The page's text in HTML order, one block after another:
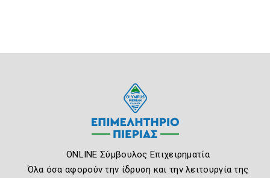
ONLINE Σύμβουλος Επιχειρηματία
Όλα όσα αφορούν την ίδρυση και την λειτουργία της